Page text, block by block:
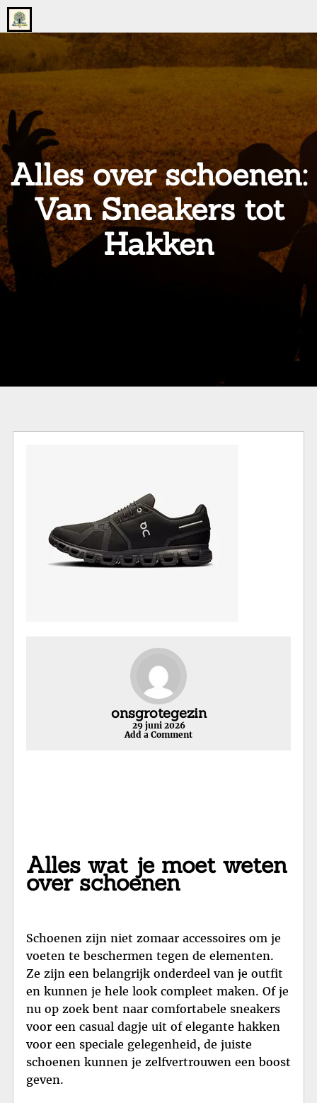
Go
to
home
page
onsgrotegezin.nl
Alles over schoenen:
Van Sneakers tot
Hakken
onsgrotegezin
29 juni 2026
Add a Comment
Alles wat je moet weten
over schoenen
Schoenen zijn niet zomaar accessoires om je
voeten te beschermen tegen de elementen.
Ze zijn een belangrijk onderdeel van je outfit
en kunnen je hele look compleet maken. Of je
nu op zoek bent naar comfortabele sneakers
voor een casual dagje uit of elegante hakken
voor een speciale gelegenheid, de juiste
schoenen kunnen je zelfvertrouwen een boost
geven.